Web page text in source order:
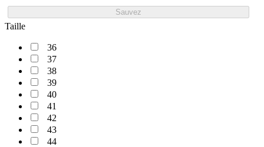
Sauvez
Taille
36
37
38
39
40
41
42
43
44